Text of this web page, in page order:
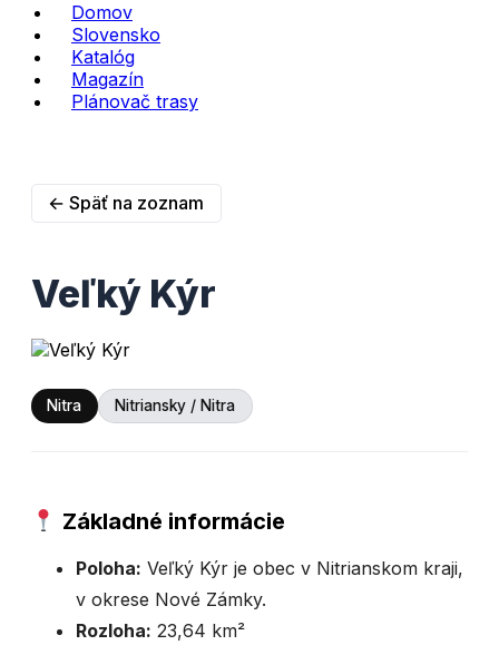
Domov
Slovensko
Katalóg
Magazín
Plánovač trasy
← Späť na zoznam
Veľký Kýr
Nitra Nitriansky / Nitra
Základné informácie
Poloha: Veľký Kýr je obec v Nitrianskom kraji,
v okrese Nové Zámky.
Rozloha: 23,64 km²